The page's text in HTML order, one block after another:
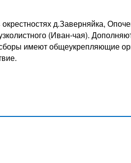
д.Заверняйка,
(Иван-чая).
имеют общеукрепляющие